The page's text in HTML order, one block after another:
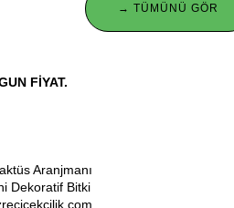
→ TÜMÜNÜ GÖR
FIYAT.